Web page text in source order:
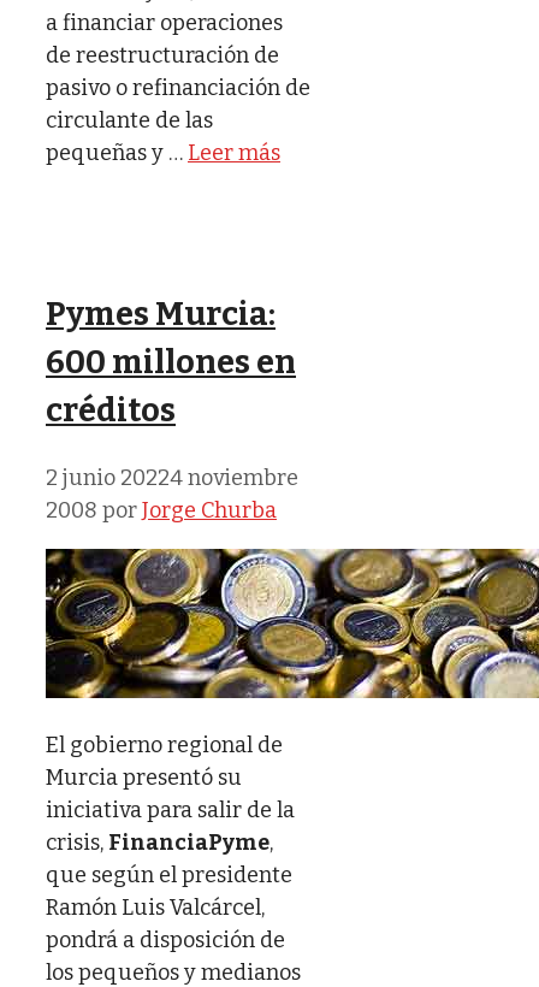
a financiar operaciones
de reestructuración de
pasivo o refinanciación de
circulante de las
pequeñas y … Leer más
Pymes Murcia:
600 millones en
créditos
2 junio 20224 noviembre
2008 porJorge Churba
El gobierno regional de
Murcia presentó su
iniciativa para salir de la
crisis, FinanciaPyme,
que según el presidente
Ramón Luis Valcárcel,
pondrá a disposición de
los pequeños y medianos